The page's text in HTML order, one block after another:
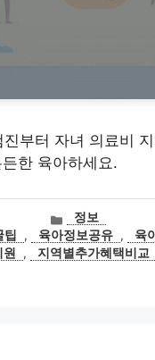
부터 자녀 의료비
한 육아하세요.
카
테
고
정보
팁 , 육아정보공유 , 육
원 , 지역별추가혜택비교